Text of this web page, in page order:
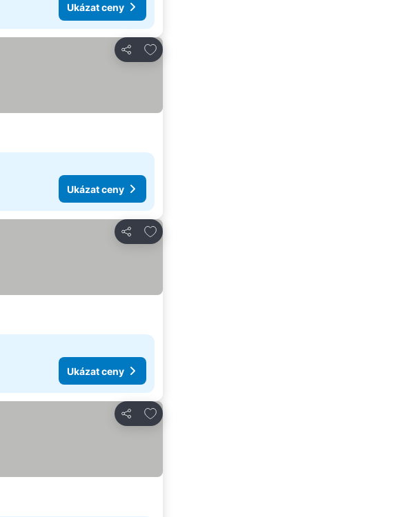
Ukázat ceny
Sdílet
Přidat na seznam oblíbených hotelů
Ukázat ceny
Sdílet
Přidat na seznam oblíbených hotelů
Ukázat ceny
Sdílet
Přidat na seznam oblíbených hotelů